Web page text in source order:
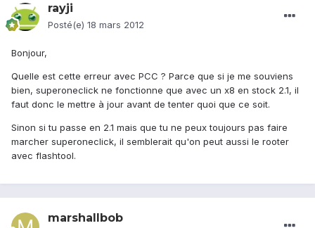
rayji
Posté(e) 18 mars 2012
Bonjour,
Quelle est cette erreur avec PCC ? Parce que si je me souviens
bien, superoneclick ne fonctionne que avec un x8 en stock 2.1, il
faut donc le mettre à jour avant de tenter quoi que ce soit.
Sinon si tu passe en 2.1 mais que tu ne peux toujours pas faire
marcher superoneclick, il semblerait qu'on peut aussi le rooter
avec flashtool.
marshallbob